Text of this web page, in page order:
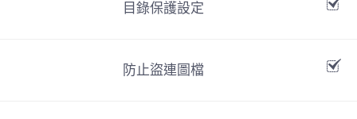
目錄保護設定
防止盜連圖檔